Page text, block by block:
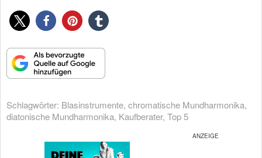
Schlagwörter: Blasinstrumente, chromatische Mundharmonika,
diatonische Mundharmonika, Kaufberater, Top 5